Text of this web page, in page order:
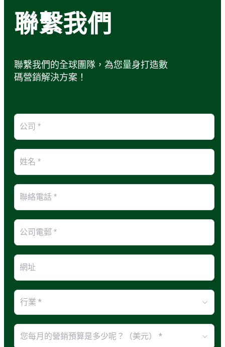
聯繫我們
聯繫我們的全球團隊，為您量身打造數
碼營銷解決方案！
行業 *
您每月的營銷預算是多少呢？（美元） *